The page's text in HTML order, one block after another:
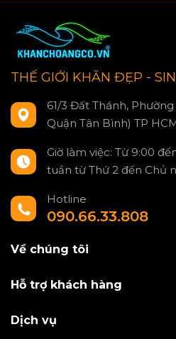
THẾ GIỚI KHĂN ĐẸP -
61/3 Đất Thánh,
Quận Tân Bình) TP
Giờ làm việc: Từ 9:00
tuần từ Thứ 2 đến Chủ
Hotline
090.66.33.808
Về chúng tôi
Hỗ trợ khách hàng
Dịch vụ